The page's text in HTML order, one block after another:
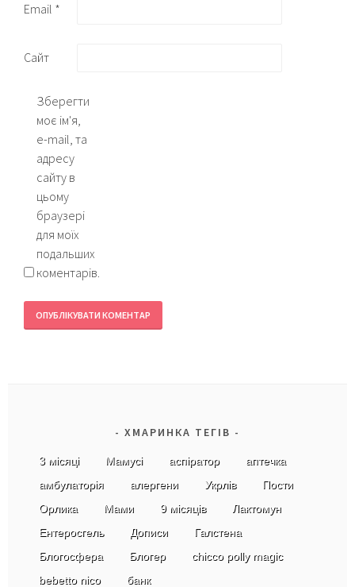
Email *
Сайт
Зберегти
моє ім'я,
e-mail, та
адресу
сайту в
цьому
браузері
для моїх
подальших
коментарів.
ХМАРИНКА ТЕГІВ
3 місяці Мамусі аспіратор
аптечка
амбулаторія
алергени Укрлів
Пости
Орлика
Мами 9 місяців
Лактомун
Ентеросгель
Дописи
Галстена
Блогосфера
Блогер
chicco polly magic
bebetto nico
банк